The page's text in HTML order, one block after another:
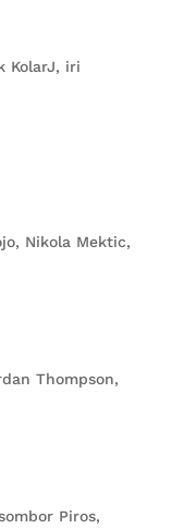
KolarJ, iri
Nikola Mektic,
Thompson,
Piros,